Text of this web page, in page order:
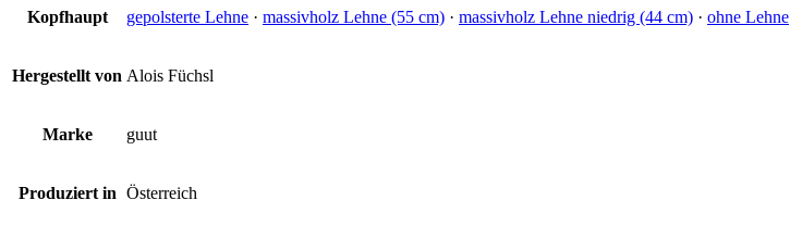
Kopfhaupt gepolsterte Lehne · massivholz Lehne (55 cm) · massivholz Lehne niedrig (44 cm) · ohne Lehne
Hergestellt von Alois Füchsl
Marke guut
Produziert in Österreich